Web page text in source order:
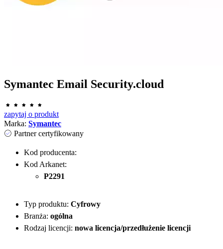
Symantec Email Security.cloud
zapytaj o produkt
Marka: Symantec
Partner certyfikowany
Kod producenta:
Kod Arkanet:
P2291
Typ produktu: Cyfrowy
Branża: ogólna
Rodzaj licencji: nowa licencja/przedłużenie licencji